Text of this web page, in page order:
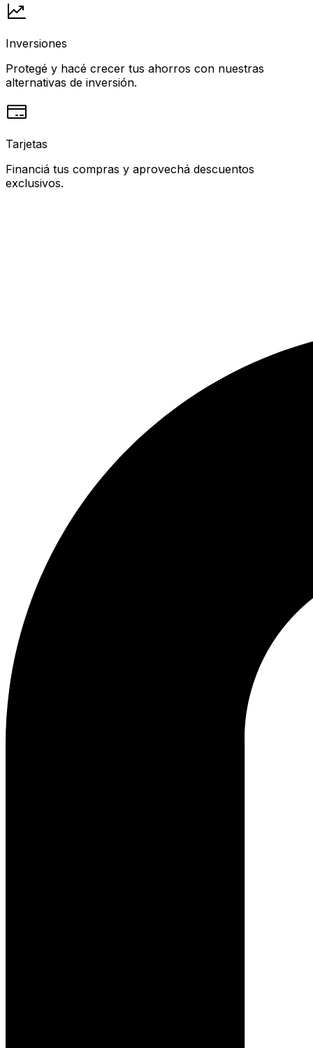
Inversiones
Protegé y hacé crecer tus ahorros con nuestras
alternativas de inversión.
Tarjetas
Financiá tus compras y aprovechá descuentos
exclusivos.